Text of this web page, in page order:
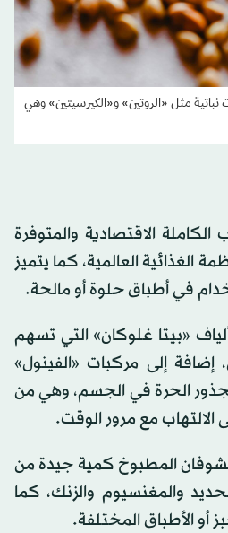
نباتية مثل «الروتين» و«الكيرسيتين» وهي
الاقتصادية والمتوفرة
الغذائية العالمية، كما يتميز
في أطباق حلوة أو مالحة.
«بيتا غلوكان» التي تسهم
إلى مركبات «الفينول»
الحرة في الجسم، وهي من
الالتهاب مع مرور الوقت.
المطبوخ كمية جيدة من
والمغنسيوم والزنك، كما
أو الأطباق المختلفة.